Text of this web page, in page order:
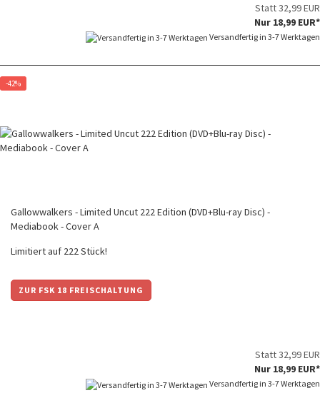
Statt 32,99 EUR
Nur 18,99 EUR*
Versandfertig in 3-7 Werktagen
-42%
Gallowwalkers - Limited Uncut 222 Edition (DVD+Blu-ray Disc) -
Mediabook - Cover A
Limitiert auf 222 Stück!
ZUR FSK 18 FREISCHALTUNG
Statt 32,99 EUR
Nur 18,99 EUR*
Versandfertig in 3-7 Werktagen